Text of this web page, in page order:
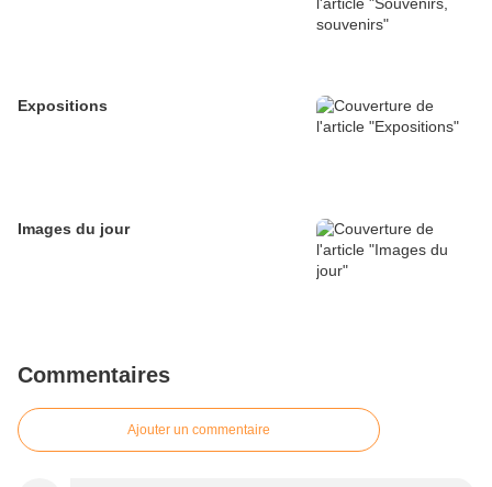
Expositions
Images du jour
Commentaires
Ajouter un commentaire